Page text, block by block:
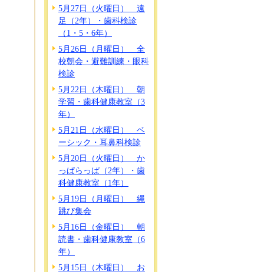
5月27日（火曜日） 遠
足（2年）・歯科検診
（1・5・6年）
5月26日（月曜日） 全
校朝会・避難訓練・眼科
検診
5月22日（木曜日） 朝
学習・歯科健康教室（3
年）
5月21日（水曜日） ベ
ーシック・耳鼻科検診
5月20日（火曜日） か
っぱらっぱ（2年）・歯
科健康教室（1年）
5月19日（月曜日） 縄
跳び集会
5月16日（金曜日） 朝
読書・歯科健康教室（6
年）
5月15日（木曜日） お